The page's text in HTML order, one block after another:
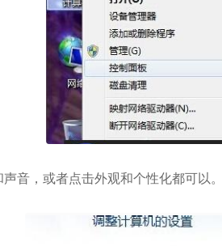
，或者点击外观和个性化都可以。